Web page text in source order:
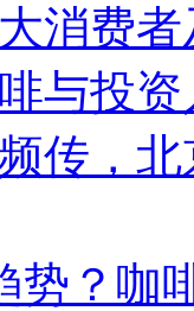
消费者
与投
传，北
势？咖